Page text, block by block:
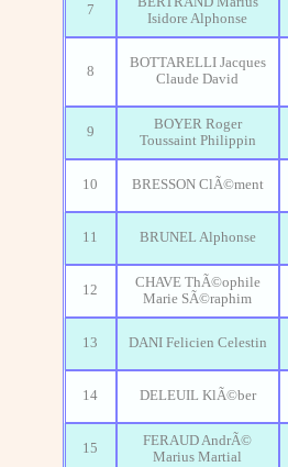
7
Isidore Alphonse
8
BOTTARELLI Jacques
Claude David
9
BOYER Roger
Toussaint Philippin
10 BRESSON ClÃ©ment
11 BRUNEL Alphonse
12
CHAVE ThÃ©ophile
Marie SÃ©raphim
13 DANI Felicien Celestin
14 DELEUIL KlÃ©ber
15
FERAUD AndrÃ©
Marius Martial